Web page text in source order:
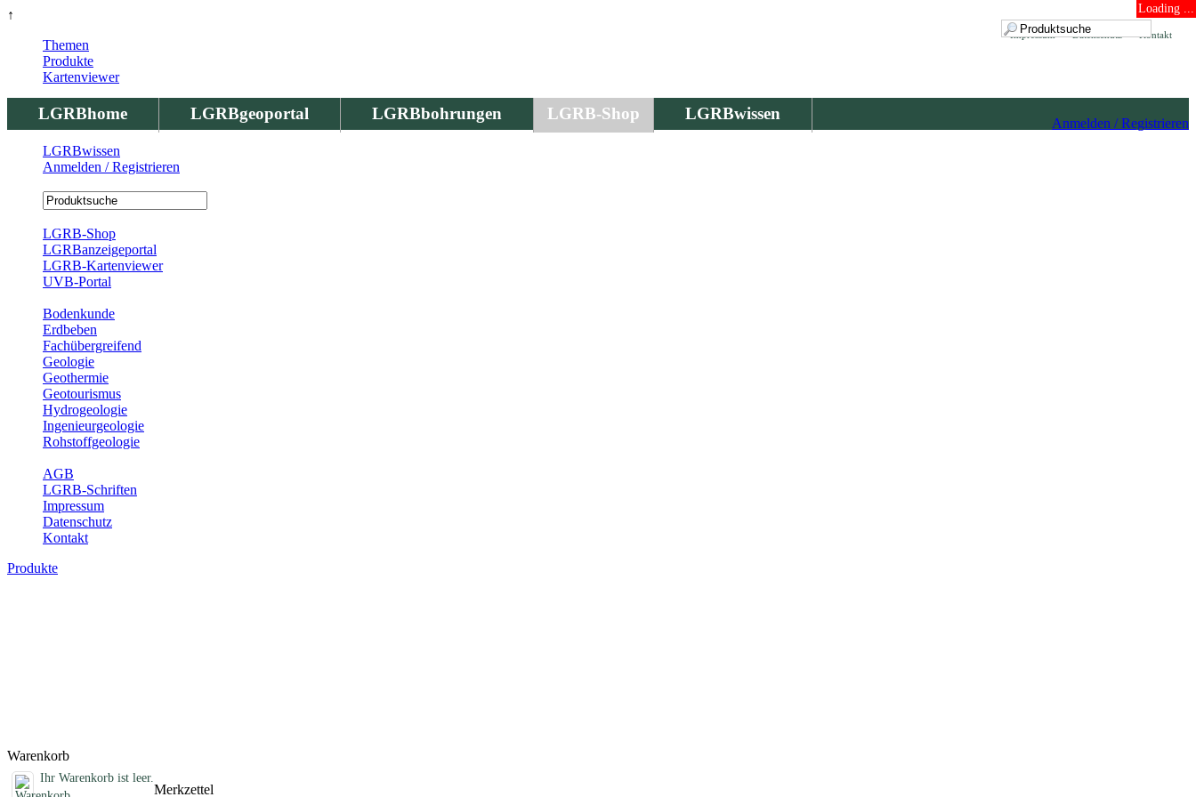
↑ Loading ...
Kontakt
Datenschutz
Impressum
LGRBhome LGRBgeoportal LGRBbohrungen LGRB-Shop LGRBwissen
Anmelden / Registrieren
Themen
Produkte
Kartenviewer
LGRBwissen
Anmelden / Registrieren
LGRB-Shop
LGRBanzeigeportal
LGRB-Kartenviewer
UVB-Portal
Bodenkunde
Erdbeben
Fachübergreifend
Geologie
Geothermie
Geotourismus
Hydrogeologie
Ingenieurgeologie
Rohstoffgeologie
AGB
LGRB-Schriften
Impressum
Datenschutz
Kontakt
Produkte
Warenkorb
Ihr Warenkorb ist leer.
Merkzettel